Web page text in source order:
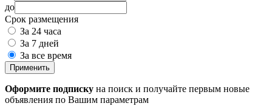
до
Срок размещения
За 24 часа
За 7 дней
За все время
Применить
Оформите подписку на поиск и получайте первым новые
объявления по Вашим параметрам